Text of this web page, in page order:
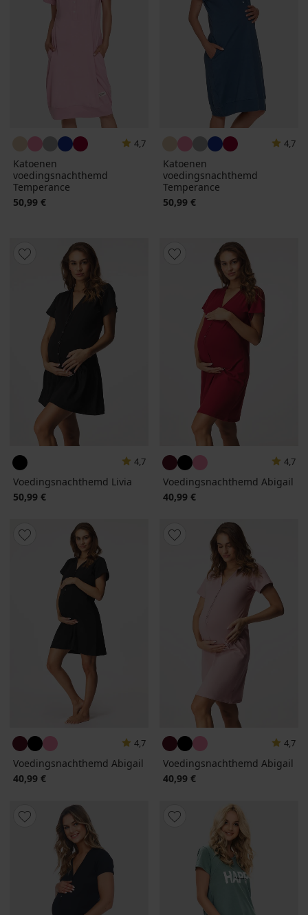
4,7
Katoenen
voedingsnachthemd
Temperance
50,99 €
4,7
Katoenen
voedingsnachthemd
Temperance
50,99 €
4,7
Voedingsnachthemd Livia
50,99 €
4,7
Voedingsnachthemd Abigail
40,99 €
4,7
Voedingsnachthemd Abigail
40,99 €
4,7
Voedingsnachthemd Abigail
40,99 €